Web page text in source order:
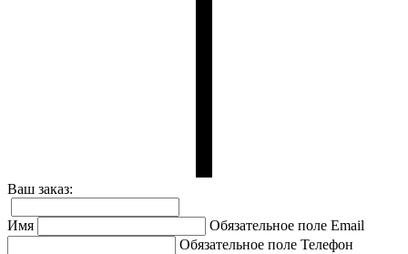
Ваш заказ:
Имя Обязательное поле Email
Обязательное поле Телефон